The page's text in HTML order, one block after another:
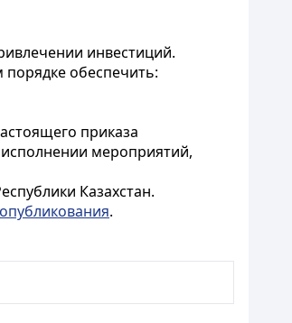
инвестиций.
порядке обеспечить:
приказа
мероприятий,
Казахстан.
опубликования.